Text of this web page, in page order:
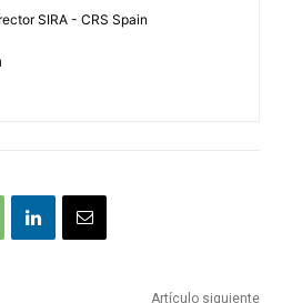
SIRA - CRS Spain
Artículo siguiente